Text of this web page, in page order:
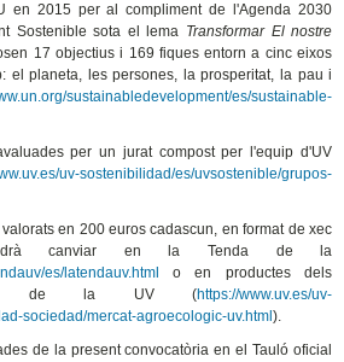
en 2015 per al compliment de l'Agenda 2030
Sostenible sota el lema Transformar El nostre
17 objectius i 169 fiques entorn a cinc eixos
el planeta, les persones, la prosperitat, la pau i
sustainabledevelopment/es/sustainable-
per un jurat compost per l'equip d'UV
uv-sostenibilidad/es/uvsostenible/grupos-
en 200 euros cadascun, en format de xec
canviar en la Tenda de la
es/latendauv.html
o en productes dels
de la UV (https://www.uv.es/uv-
sociedad/mercat-agroecologic-uv.html).
de la present convocatòria en el Tauló oficial